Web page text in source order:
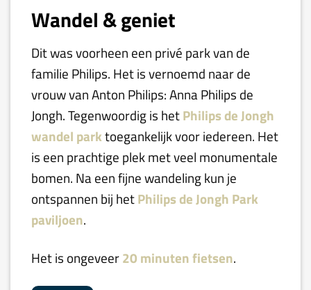
Wandel & geniet
Dit was voorheen een privé park van de
familie Philips. Het is vernoemd naar de
vrouw van Anton Philips: Anna Philips de
Jongh. Tegenwoordig is hetPhilips de Jongh
wandel parktoegankelijk voor iedereen. Het
is een prachtige plek met veel monumentale
bomen. Na een fijne wandeling kun je
ontspannen bij hetPhilips de Jongh Park
paviljoen.
Het is ongeveer20 minuten fietsen.